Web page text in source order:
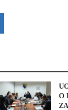
O